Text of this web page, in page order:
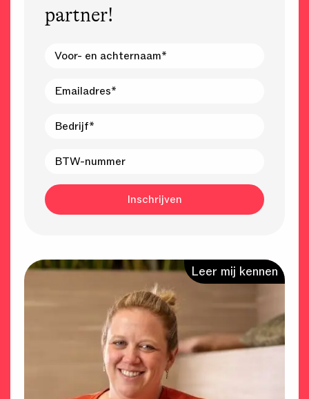
partner!
Leer mij kennen